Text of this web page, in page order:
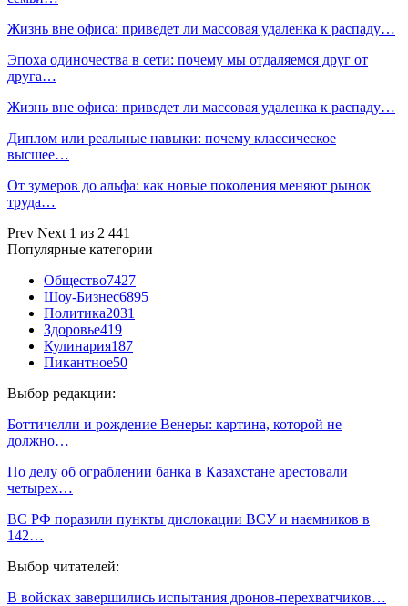
Жизнь вне офиса: приведет ли массовая удаленка к распаду…
Эпоха одиночества в сети: почему мы отдаляемся друг от
друга…
Жизнь вне офиса: приведет ли массовая удаленка к распаду…
Диплом или реальные навыки: почему классическое
высшее…
От зумеров до альфа: как новые поколения меняют рынок
труда…
Prev Next 1 из 2 441
Популярные категории
Общество7427
Шоу-Бизнес6895
Политика2031
Здоровье419
Кулинария187
Пикантное50
Выбор редакции:
Боттичелли и рождение Венеры: картина, которой не
должно…
По делу об ограблении банка в Казахстане арестовали
четырех…
ВС РФ поразили пункты дислокации ВСУ и наемников в
142…
Выбор читателей:
В войсках завершились испытания дронов-перехватчиков…